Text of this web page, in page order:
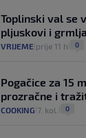
Toplinski val se
pljuskovi i
VRIJEME prije 11 h 0
Pogačice za 15
prozračne i
COOKING 7. kol. 0